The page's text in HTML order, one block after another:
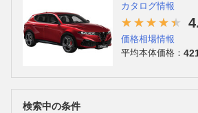
カタログ情報
価格相場情報
平均本体価格：
検索中の条件